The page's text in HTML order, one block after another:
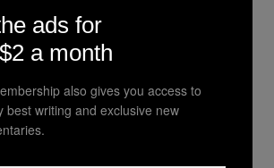
sich der Einfachheit halber
ist blöd”
ernsthaft, was wir mit Aleppo
ads for
a month
also gives you access to
best writing and exclusive new